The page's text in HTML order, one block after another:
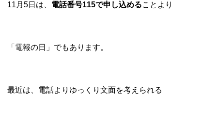
11月5日は、 電話番号115で申し込めることより
「電報の日」でもあります。
最近は、電話よりゆっくり文面を考えられる